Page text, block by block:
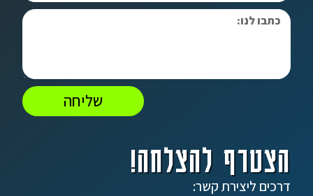
הצטרף להצלחה!
דרכים ליצירת קשר:
שליחה